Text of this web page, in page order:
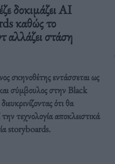
δοκιμάζει AI
καθώς το
αλλάζει στάση
σκηνοθέτης εντάσσεται ως
σύμβουλος στην Black
ότι θα
την τεχνολογία αποκλειστικά
storyboards.